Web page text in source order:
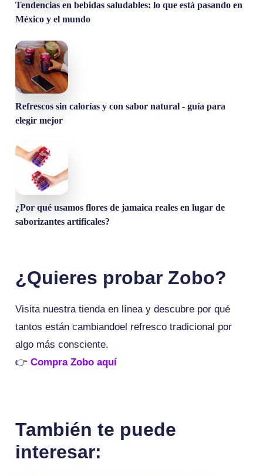
Tendencias en bebidas saludables: lo que está pasando en
México y el mundo
Refrescos sin calorías y con sabor natural - guía para
elegir mejor
¿Por qué usamos flores de jamaica reales en lugar de
saborizantes artificales?
¿Quieres probar Zobo?
Visita nuestra tienda en línea y descubre por qué
tantos están cambiandoel refresco tradicional por
algo más consciente.
👉Compra Zobo aquí
También te puede
interesar: